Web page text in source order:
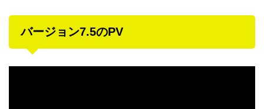
バージョン7.5のPV